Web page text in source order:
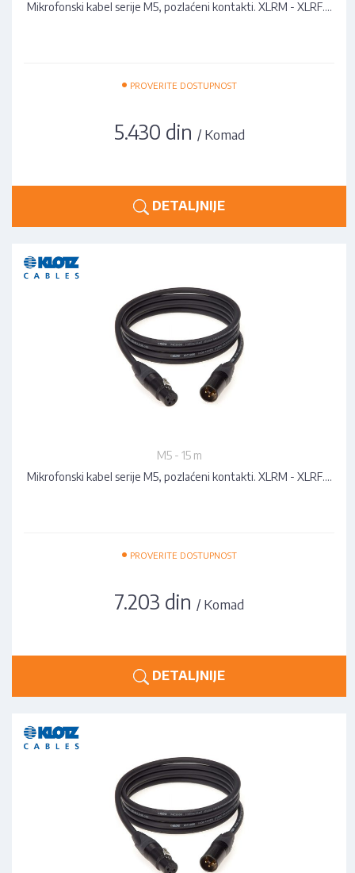
Mikrofonski kabel serije M5, pozlaćeni kontakti. XLRM - XLRF.…
• PROVERITE DOSTUPNOST
5.430 din / Komad
DETALJNIJE
M5 - 15 m
Mikrofonski kabel serije M5, pozlaćeni kontakti. XLRM - XLRF.…
• PROVERITE DOSTUPNOST
7.203 din / Komad
DETALJNIJE